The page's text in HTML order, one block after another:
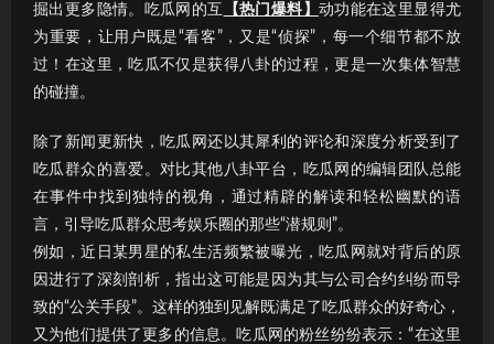
掘出更多隐情。吃瓜网的互
【热门爆料】 动功能在这里显得尤
为重要，让用户既是“看客”，又是“侦探”，每一个细节都不放
过！在这里，吃瓜不仅是获得八卦的过程，更是一次集体智慧
的碰撞。
除了新闻更新快，吃瓜网还以其犀利的评论和深度分析受到了
吃瓜群众的喜爱。对比其他八卦平台，吃瓜网的编辑团队总能
在事件中找到独特的视角，通过精辟的解读和轻松幽默的语
言，引导吃瓜群众思考娱乐圈的那些“潜规则”。
例如，近日某男星的私生活频繁被曝光，吃瓜网就对背后的原
因进行了深刻剖析，指出这可能是因为其与公司合约纠纷而导
致的“公关手段”。这样的独到见解既满足了吃瓜群众的好奇心，
又为他们提供了更多的信息。吃瓜网的粉丝纷纷表示：“在这里